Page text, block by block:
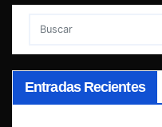
Entradas Recientes